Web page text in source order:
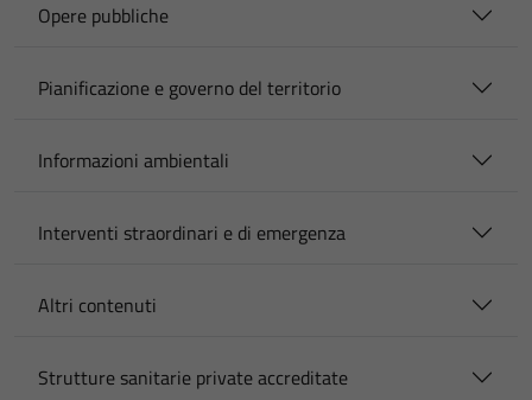
Opere pubbliche
Pianificazione e governo del territorio
Informazioni ambientali
Interventi straordinari e di emergenza
Altri contenuti
Strutture sanitarie private accreditate